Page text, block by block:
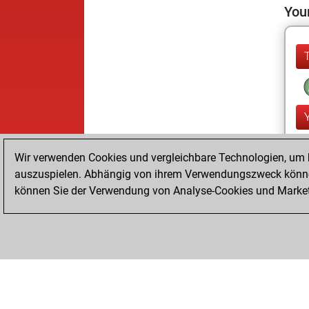
Wir verwenden Cookies und vergleichbare Technologien,
auszuspielen. Abhängig von ihrem Verwendungszweck
können Sie der Verwendung von Analyse-Cookies und